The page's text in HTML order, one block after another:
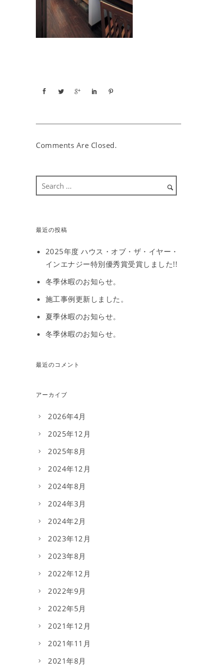
Comments Are Closed.
最近の投稿
2025年度 ハウス・オブ・ザ・イヤー・
インエナジー特別優秀賞受賞しました!!
冬季休暇のお知らせ。
施工事例更新しました。
夏季休暇のお知らせ。
冬季休暇のお知らせ。
最近のコメント
アーカイブ
2026年4月
2025年12月
2025年8月
2024年12月
2024年8月
2024年3月
2024年2月
2023年12月
2023年8月
2022年12月
2022年9月
2022年5月
2021年12月
2021年11月
2021年8月